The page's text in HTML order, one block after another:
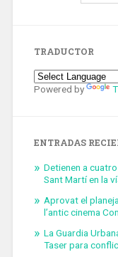
TRADUCTOR
Powered by
ENTRADAS
Detienen a
Sant Martí en la
Aprovat el
l’antic cinema
La Guardia
Taser para